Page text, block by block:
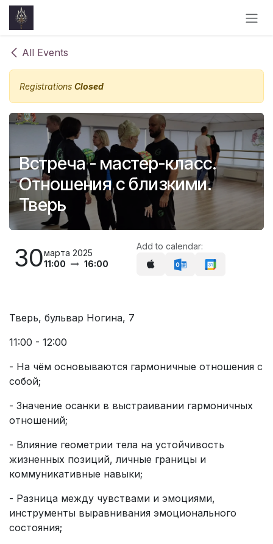
Skip to Content
All Events
Registrations Closed
Встреча - мастер-класс.
Отношения с близкими.
Тверь
30марта 2025
11:00
16:00
Add to calendar:
Тверь, бульвар Ногина, 7
11:00 - 12:00
- На чём основываются гармоничные отношения с
собой;
- Значение осанки в выстраивании гармоничных
отношений;
- Влияние геометрии тела на устойчивость
жизненных позиций, личные границы и
коммуникативные навыки;
- Разница между чувствами и эмоциями,
инструменты выравнивания эмоционального
состояния;